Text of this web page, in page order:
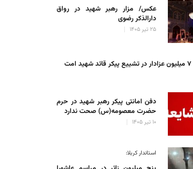
عکس/ مزار رهبر شهید در رواق
دارالذکر رضوی
۲۵ تیر ۱۴۰۵
دفن امانتی پیکر رهبر شهید در حرم
حضرت معصومه(س) صحت ندارد
۱۰ تیر ۱۴۰۵
استاندار کربلا: